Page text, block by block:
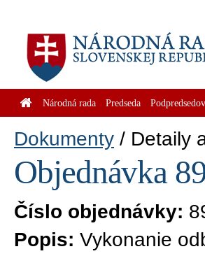
Národná rada Predseda
Dokumenty Detaily
Objednávka
Číslo objednávky:
Popis: Vykonanie